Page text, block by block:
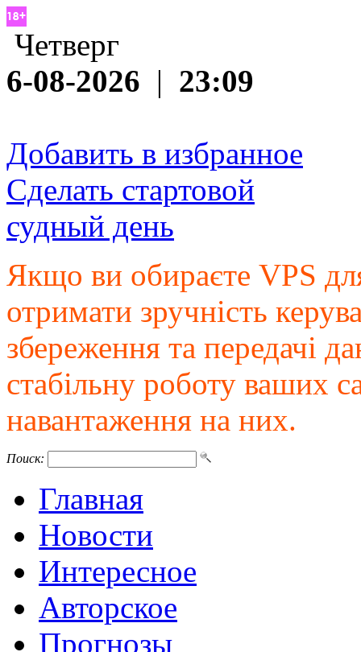
Четверг
6-08-2026 | 23:09
Добавить в избранное
Сделать стартовой
судный день
Якщо ви обираєте VPS
отримати зручність
збереження та передачі
стабільну роботу ваших
навантаження на них.
Поиск:
Главная
Новости
Интересное
Авторское
Прогнозы